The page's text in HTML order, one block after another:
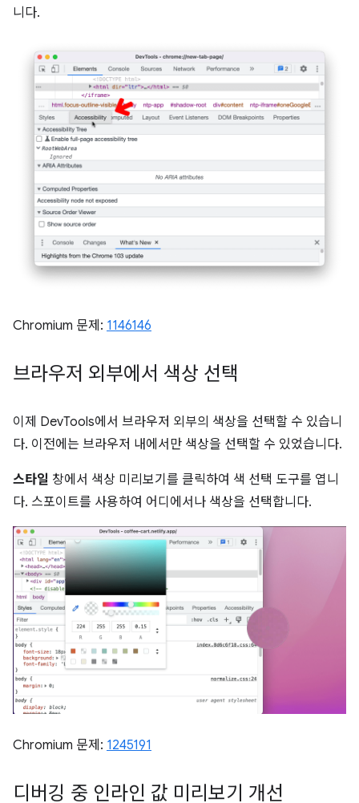
니다.
Chromium 문제: 1146146
브라우저 외부에서 색상 선택
이제 DevTools에서 브라우저 외부의 색상을 선택할 수 있습니
다. 이전에는 브라우저 내에서만 색상을 선택할 수 있었습니다.
스타일 창에서 색상 미리보기를 클릭하여 색 선택 도구를 엽니
다. 스포이트를 사용하여 어디에서나 색상을 선택합니다.
Chromium 문제: 1245191
디버깅 중 인라인 값 미리보기 개선